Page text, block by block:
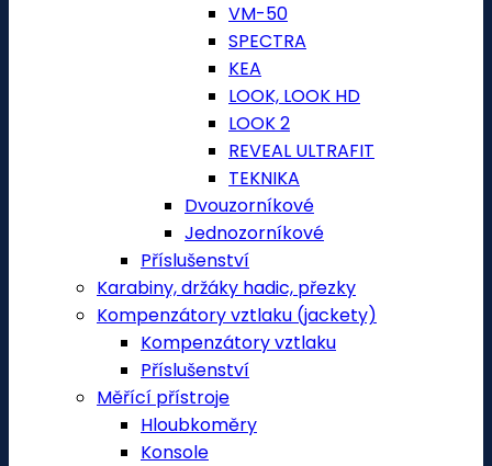
VM-50
SPECTRA
KEA
LOOK, LOOK HD
LOOK 2
REVEAL ULTRAFIT
TEKNIKA
Dvouzorníkové
Jednozorníkové
Příslušenství
Karabiny, držáky hadic, přezky
Kompenzátory vztlaku (jackety)
Kompenzátory vztlaku
Příslušenství
Měřící přístroje
Hloubkoměry
Konsole